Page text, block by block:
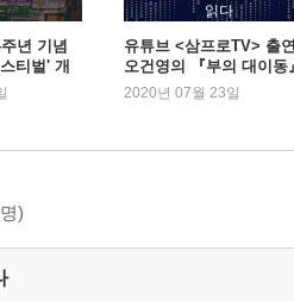
하면 좀 어때
픔을 볼 수 있다면
이의 마음이 담긴 그 무엇
가 꼭 지키고 싶은 것
언어
않고 자연스레 곁에 두기”
년 기념
티벌' 개
읽다
유튜브 <삼프로TV> 출
오건영의 『부의 대이동
새로운 1위
2020년 07월 23일
)